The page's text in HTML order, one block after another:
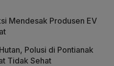
Mendesak Produsen EV
Polusi di Pontianak
Tidak Sehat